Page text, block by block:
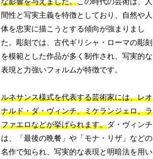
な影響を与えました。この時代の芸術は、人
間性と写実主義を特徴としており、自然や人
体を忠実に描こうとする傾向が強まりまし
た。彫刻では、古代ギリシャ・ローマの彫刻
を模範とした作品が多く制作され、写実的な
表現と力強いフォルムが特徴です。
ルネサンス様式を代表する芸術家には、レオ
ナルド・ダ・ヴィンチ、ミケランジェロ、ラ
ファエロなどが挙げられます。ダ・ヴィンチ
は、「最後の晩餐」や「モナ・リザ」などの
名作で知られ、写実的な表現と明暗法を用い